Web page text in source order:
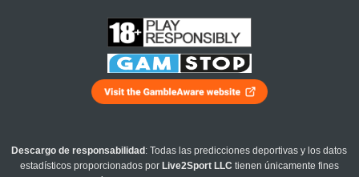
Descargo de responsabilidad : Todas las predicciones deportivas y los datos
estadísticos proporcionados por Live2Sport LLC tienen únicamente fines